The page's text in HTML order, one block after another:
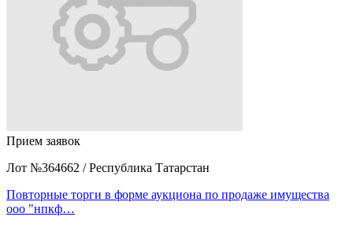
Прием заявок
Лот №364662 / Республика Татарстан
Повторные торги в форме аукциона по продаже имущества
ооо "нпкф…